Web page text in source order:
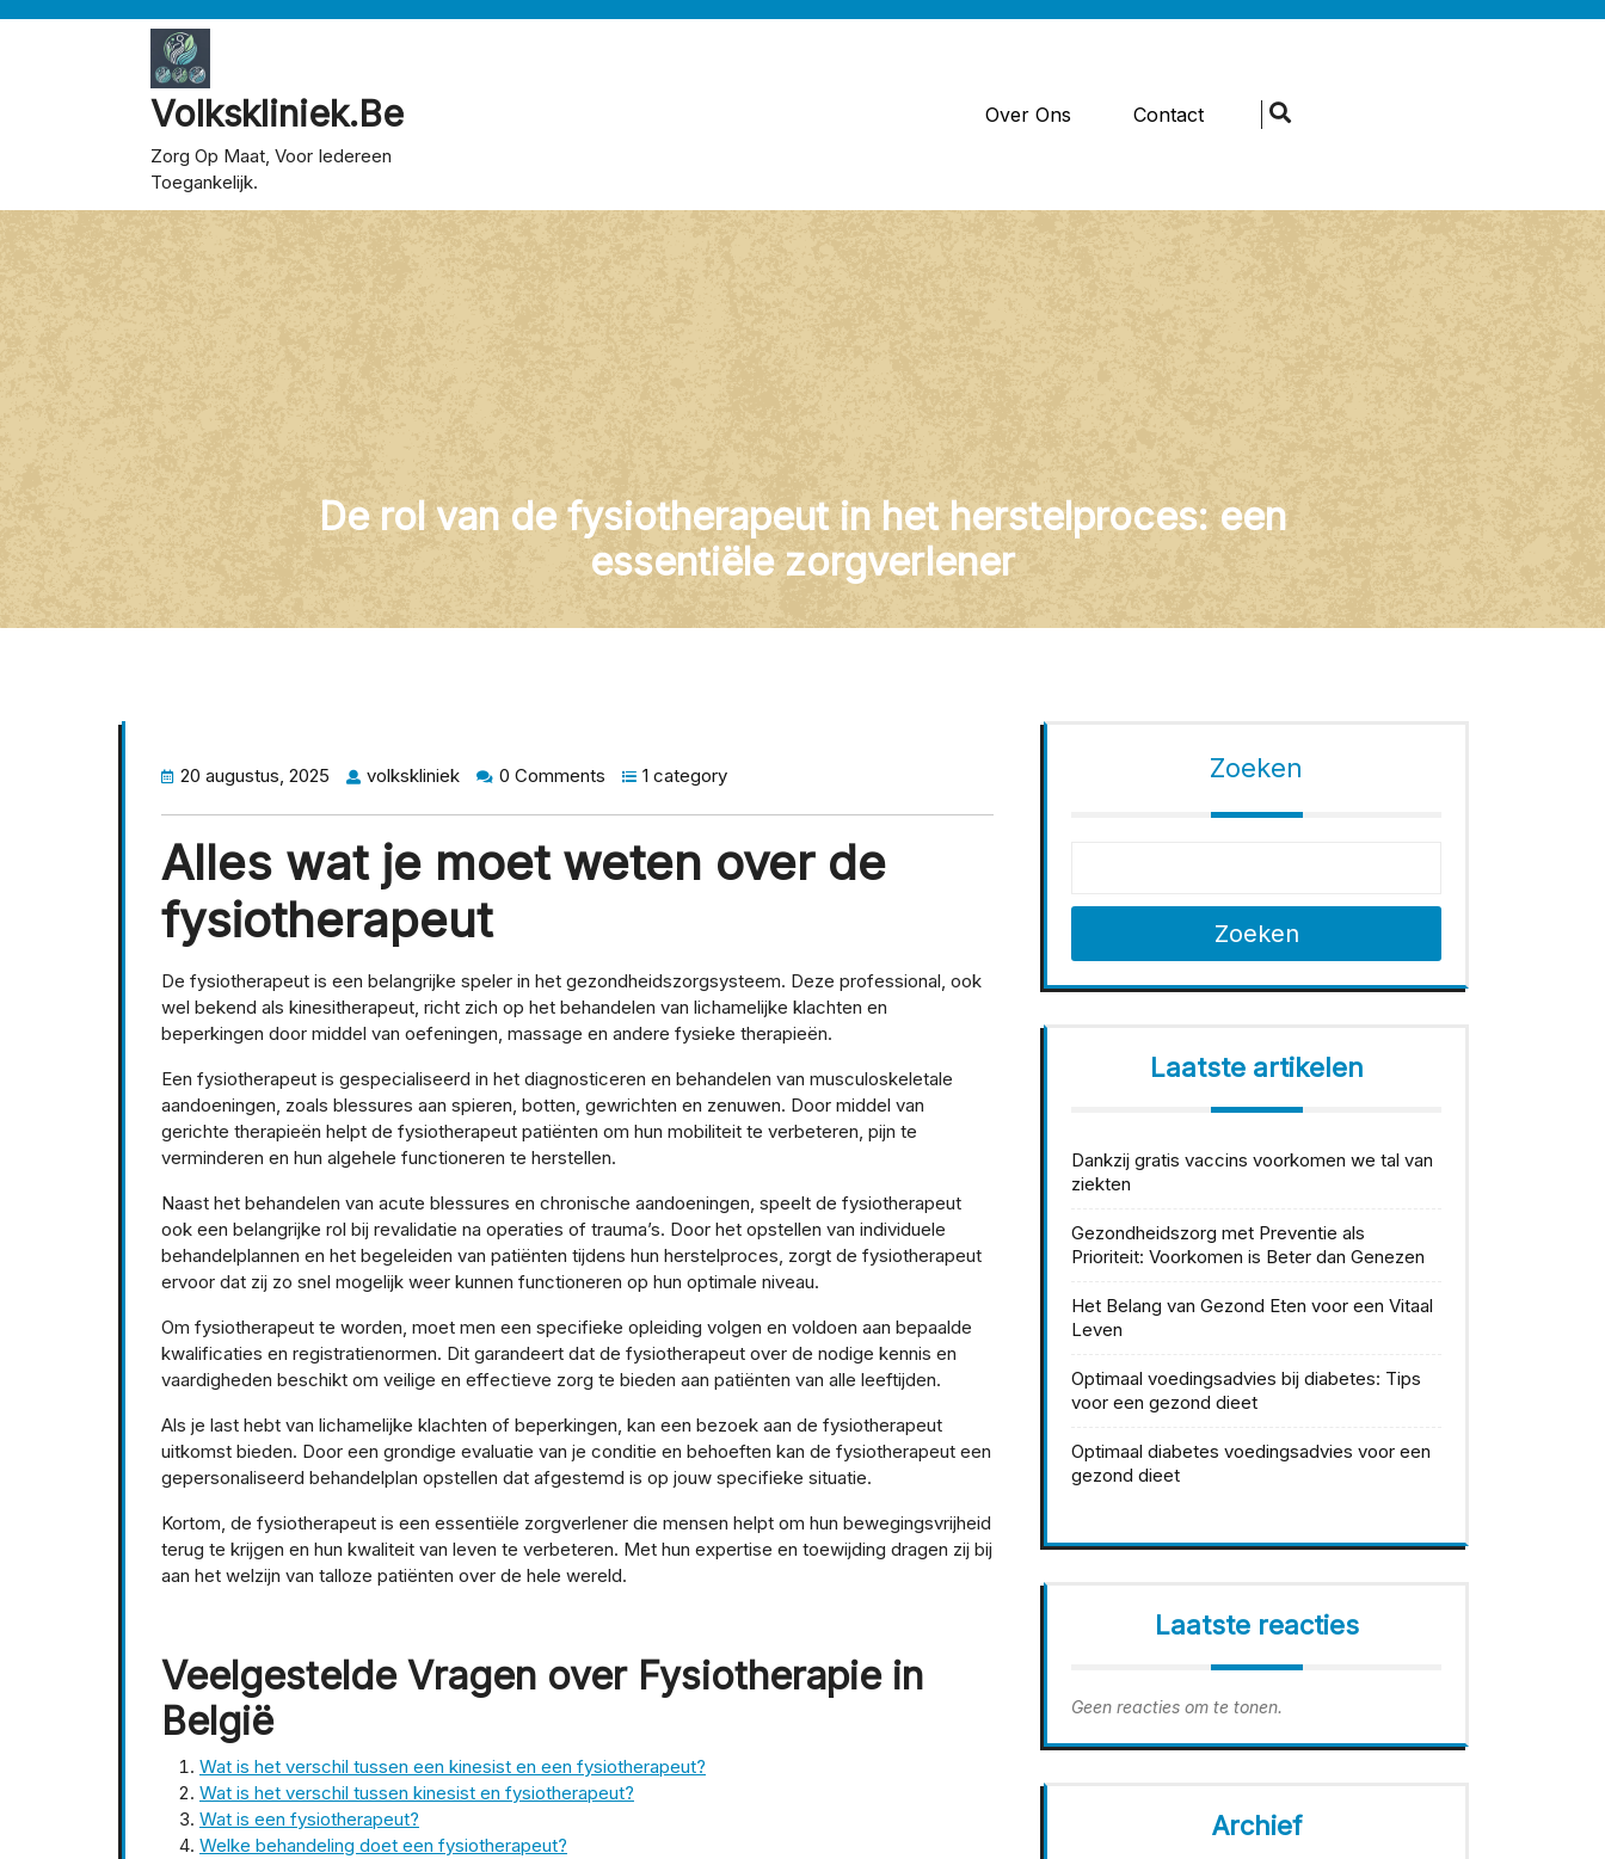
Volkskliniek.be
Zorg Op Maat, Voor Iedereen
Toegankelijk.
Over Ons Contact
De rol van de fysiotherapeut in het herstelproces: een
essentiële zorgverlener
20 augustus, 2025 volkskliniek 0 Comments 1 category
Alles wat je moet weten over de
fysiotherapeut
De fysiotherapeut is een belangrijke speler in het gezondheidszorgsysteem. Deze professional, ook
wel bekend als kinesitherapeut, richt zich op het behandelen van lichamelijke klachten en
beperkingen door middel van oefeningen, massage en andere fysieke therapieën.
Een fysiotherapeut is gespecialiseerd in het diagnosticeren en behandelen van musculoskeletale
aandoeningen, zoals blessures aan spieren, botten, gewrichten en zenuwen. Door middel van
gerichte therapieën helpt de fysiotherapeut patiënten om hun mobiliteit te verbeteren, pijn te
verminderen en hun algehele functioneren te herstellen.
Naast het behandelen van acute blessures en chronische aandoeningen, speelt de fysiotherapeut
ook een belangrijke rol bij revalidatie na operaties of trauma’s. Door het opstellen van individuele
behandelplannen en het begeleiden van patiënten tijdens hun herstelproces, zorgt de fysiotherapeut
ervoor dat zij zo snel mogelijk weer kunnen functioneren op hun optimale niveau.
Om fysiotherapeut te worden, moet men een specifieke opleiding volgen en voldoen aan bepaalde
kwalificaties en registratienormen. Dit garandeert dat de fysiotherapeut over de nodige kennis en
vaardigheden beschikt om veilige en effectieve zorg te bieden aan patiënten van alle leeftijden.
Als je last hebt van lichamelijke klachten of beperkingen, kan een bezoek aan de fysiotherapeut
uitkomst bieden. Door een grondige evaluatie van je conditie en behoeften kan de fysiotherapeut een
gepersonaliseerd behandelplan opstellen dat afgestemd is op jouw specifieke situatie.
Kortom, de fysiotherapeut is een essentiële zorgverlener die mensen helpt om hun bewegingsvrijheid
terug te krijgen en hun kwaliteit van leven te verbeteren. Met hun expertise en toewijding dragen zij bij
aan het welzijn van talloze patiënten over de hele wereld.
Veelgestelde Vragen over Fysiotherapie in
België
Wat is het verschil tussen een kinesist en een fysiotherapeut?
Wat is het verschil tussen kinesist en fysiotherapeut?
Wat is een fysiotherapeut?
Welke behandeling doet een fysiotherapeut?
Zoeken
Zoeken
Laatste artikelen
Dankzij gratis vaccins voorkomen we tal van
ziekten
Gezondheidszorg met Preventie als
Prioriteit: Voorkomen is Beter dan Genezen
Het Belang van Gezond Eten voor een Vitaal
Leven
Optimaal voedingsadvies bij diabetes: Tips
voor een gezond dieet
Optimaal diabetes voedingsadvies voor een
gezond dieet
Laatste reacties
Geen reacties om te tonen.
Archief